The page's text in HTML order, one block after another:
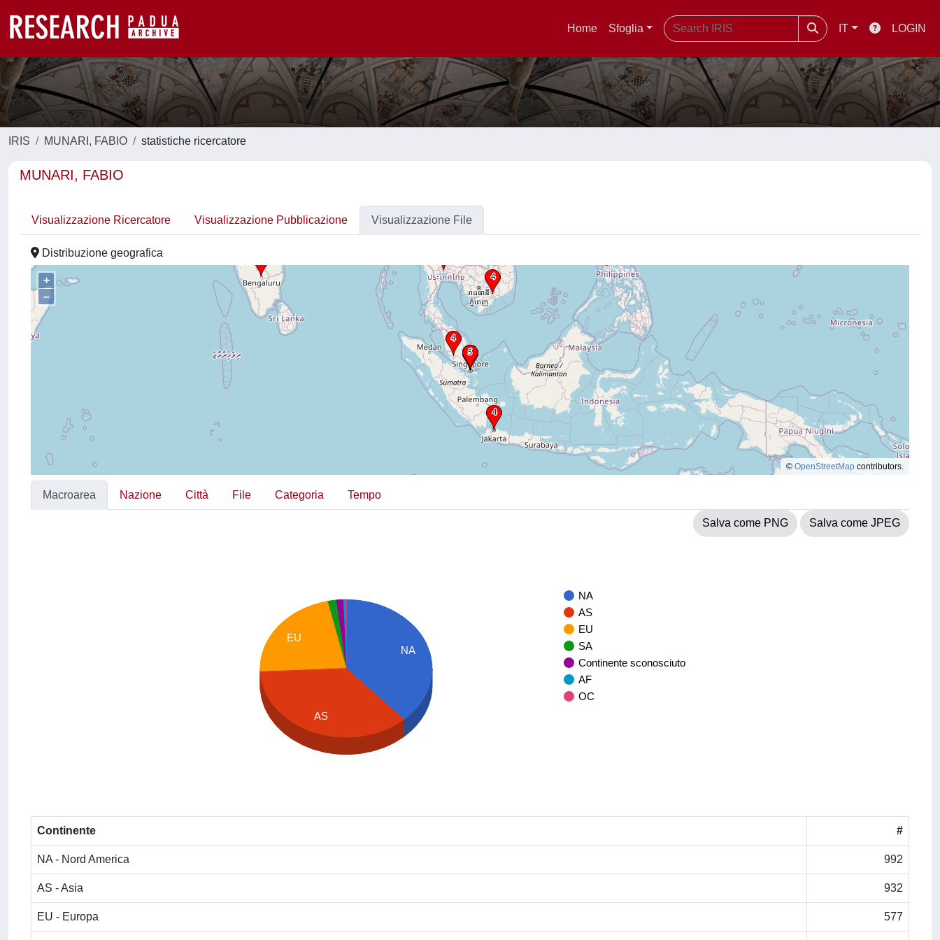
Home Sfoglia IT LOGIN
IRIS MUNARI, FABIO statistiche ricercatore
MUNARI, FABIO
Visualizzazione Ricercatore Visualizzazione Pubblicazione Visualizzazione File
Distribuzione geografica
+
–
© OpenStreetMap contributors.
Macroarea Nazione Città File Categoria Tempo
Salva come PNG Salva come JPEG
NA
AS
EU
SA
Continente sconosciuto
AF
OC
NA
EU
AS
Continente #
NA - Nord America 992
AS - Asia 932
EU - Europa 577